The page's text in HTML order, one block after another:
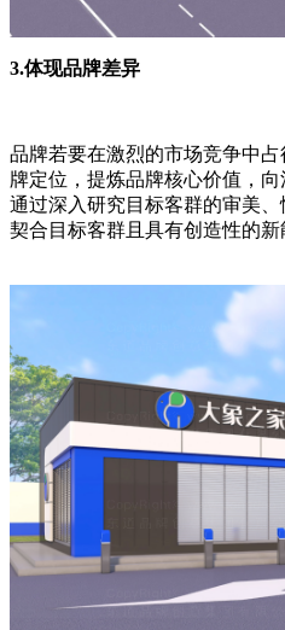
3.体现品牌差异
品牌若要在激烈的市场竞争中
牌定位，提炼品牌核心价值，向
通过深入研究目标客群的审美
契合目标客群且具有创造性的新